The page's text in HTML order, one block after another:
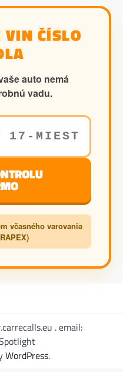
VIN ČÍSLO
auto nemá
vadu.
včasného varovania
. email:
WordPress.